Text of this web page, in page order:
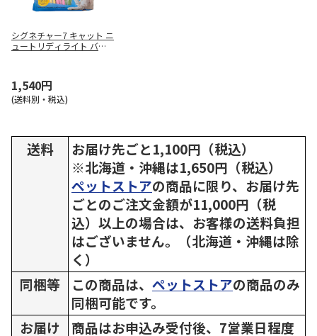
シグネチャー7 キャット ニ
ュートリディライト バラ
1,540円
(送料別・税込)
送料
お届け先ごと1,100円（税込）
※北海道・沖縄は1,650円（税込）
ペットストアの商品に限り、お届け先
ごとのご注文金額が11,000円（税
込）以上の場合は、お客様の送料負担
はございません。（北海道・沖縄は除
く）
同梱等
この商品は、 ペットストアの商品のみ
同梱可能です。
お届け
商品はお申込み受付後、7営業日程度